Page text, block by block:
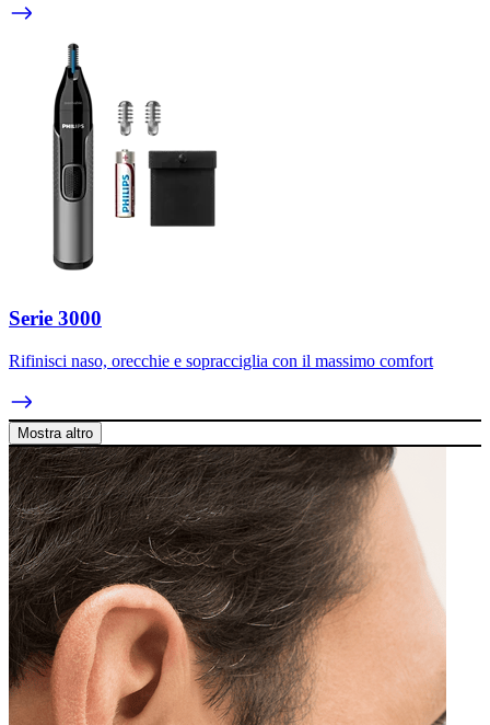
Serie 3000
Rifinisci naso, orecchie e sopracciglia con il massimo comfort
Mostra altro